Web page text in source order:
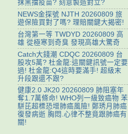
抹黑擋疫苗? 刻意製造對立?
NEWS金探號 NJTH 20260809 旅
遊保險買對了嗎? 理賠關鍵大揭密!
台灣第一等 TWDYD 20260809 高
雄 從極寒到奇臭 發現高雄大驚奇
Catch大錢潮 CDQC 20260809 台
股攻5萬? 杜金龍:這關鍵訊號一定要
過! 杜金龍:Q4這時要滿手! 超級末
升段跟還不跟?
健康2.0 JK20 20260809 肺阻塞年
奪1.7萬條命! WHO列一級致癌物 苯
駢芘超標恐增肺癌風險! 鄭琇月肺癌
復發病逝 胸悶.心律不整竟跟肺癌有
關!